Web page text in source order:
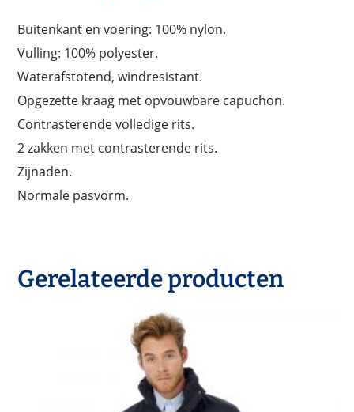
Buitenkant en voering: 100% nylon.
Vulling: 100% polyester.
Waterafstotend, windresistant.
Opgezette kraag met opvouwbare capuchon.
Contrasterende volledige rits.
2 zakken met contrasterende rits.
Zijnaden.
Normale pasvorm.
Gerelateerde producten